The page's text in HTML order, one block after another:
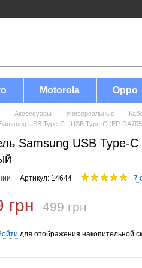
Motorola Oppo
Аксессуары Универсальные
USB Type-C - USB Type-C (EP-
Samsung USB Type-
Артикул: 14644 7
грн 499 грн
для отображения накопительной